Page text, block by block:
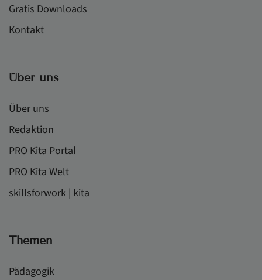
Gratis Downloads
Kontakt
Über uns
Über uns
Redaktion
PRO Kita Portal
PRO Kita Welt
skillsforwork | kita
Themen
Pädagogik